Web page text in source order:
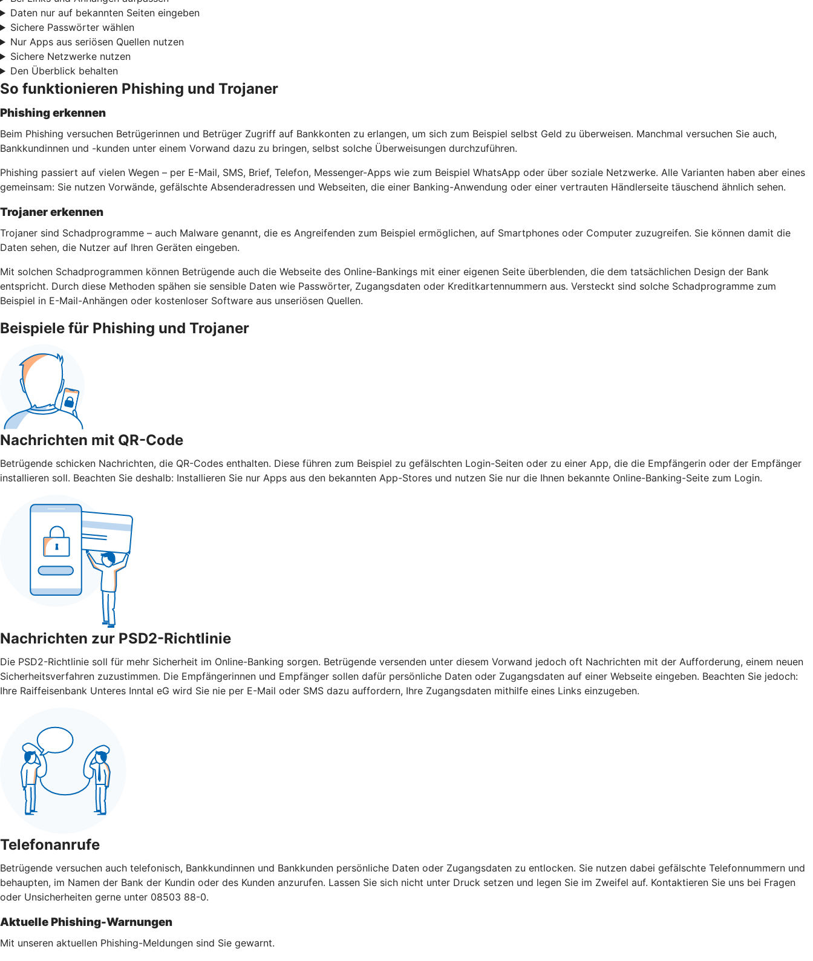
Daten nur auf bekannten Seiten eingeben
Sichere Passwörter wählen
Nur Apps aus seriösen Quellen nutzen
Sichere Netzwerke nutzen
Den Überblick behalten
So funktionieren Phishing und Trojaner
Phishing erkennen
Beim Phishing versuchen Betrügerinnen und Betrüger Zugriff auf Bankkonten zu erlangen, um sich zum Beispiel selbst Geld zu überweisen. Manchmal versuchen Sie auch,
Bankkundinnen und -kunden unter einem Vorwand dazu zu bringen, selbst solche Überweisungen durchzuführen.
Phishing passiert auf vielen Wegen – per E-Mail, SMS, Brief, Telefon, Messenger-Apps wie zum Beispiel WhatsApp oder über soziale Netzwerke. Alle Varianten haben aber eines
gemeinsam: Sie nutzen Vorwände, gefälschte Absenderadressen und Webseiten, die einer Banking-Anwendung oder einer vertrauten Händlerseite täuschend ähnlich sehen.
Trojaner erkennen
Trojaner sind Schadprogramme – auch Malware genannt, die es Angreifenden zum Beispiel ermöglichen, auf Smartphones oder Computer zuzugreifen. Sie können damit die
Daten sehen, die Nutzer auf Ihren Geräten eingeben.
Mit solchen Schadprogrammen können Betrügende auch die Webseite des Online-Bankings mit einer eigenen Seite überblenden, die dem tatsächlichen Design der Bank
entspricht. Durch diese Methoden spähen sie sensible Daten wie Passwörter, Zugangsdaten oder Kreditkartennummern aus. Versteckt sind solche Schadprogramme zum
Beispiel in E-Mail-Anhängen oder kostenloser Software aus unseriösen Quellen.
Beispiele für Phishing und Trojaner
Nachrichten mit QR-Code
Betrügende schicken Nachrichten, die QR-Codes enthalten. Diese führen zum Beispiel zu gefälschten Login-Seiten oder zu einer App, die die Empfängerin oder der Empfänger
installieren soll. Beachten Sie deshalb: Installieren Sie nur Apps aus den bekannten App-Stores und nutzen Sie nur die Ihnen bekannte Online-Banking-Seite zum Login.
Nachrichten zur PSD2-Richtlinie
Die PSD2-Richtlinie soll für mehr Sicherheit im Online-Banking sorgen. Betrügende versenden unter diesem Vorwand jedoch oft Nachrichten mit der Aufforderung, einem neuen
Sicherheitsverfahren zuzustimmen. Die Empfängerinnen und Empfänger sollen dafür persönliche Daten oder Zugangsdaten auf einer Webseite eingeben. Beachten Sie jedoch:
Ihre Raiffeisenbank Unteres Inntal eG wird Sie nie per E-Mail oder SMS dazu auffordern, Ihre Zugangsdaten mithilfe eines Links einzugeben.
Telefonanrufe
Betrügende versuchen auch telefonisch, Bankkundinnen und Bankkunden persönliche Daten oder Zugangsdaten zu entlocken. Sie nutzen dabei gefälschte Telefonnummern und
behaupten, im Namen der Bank der Kundin oder des Kunden anzurufen. Lassen Sie sich nicht unter Druck setzen und legen Sie im Zweifel auf. Kontaktieren Sie uns bei Fragen
oder Unsicherheiten gerne unter 08503 88-0.
Aktuelle Phishing-Warnungen
Mit unseren aktuellen Phishing-Meldungen sind Sie gewarnt.